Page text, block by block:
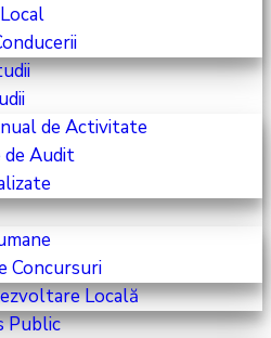
de Activitate
de Audit
Concursuri
Locală
Public